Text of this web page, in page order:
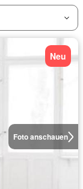
Foto anschauen
Neu